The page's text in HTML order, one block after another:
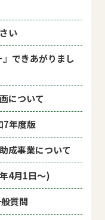
い
』できあがりまし
について
7年度版
成事業について
4月1日〜)
質問